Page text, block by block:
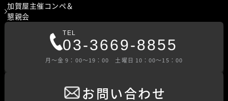
加賀屋主催コンペ＆
懇親会
TEL
03-3669-8855
⽉〜⾦ 9：00〜19：00 ⼟曜⽇ 10：00〜15：00
お問い合わせ